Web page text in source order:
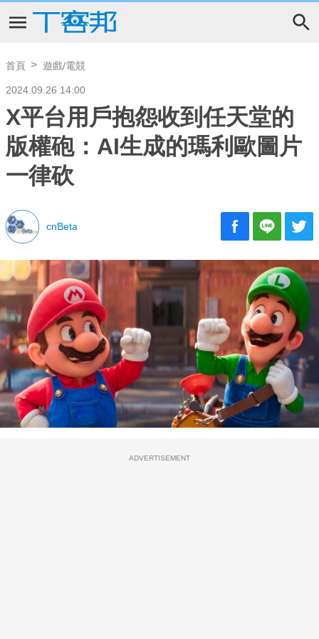
首頁 遊戲/電競
2024.09.26 14:00
X平台用戶抱怨收到任天堂的
版權砲：AI生成的瑪利歐圖片
一律砍
cnBeta
ADVERTISEMENT